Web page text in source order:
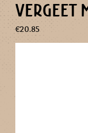
VERGEET
€20.85